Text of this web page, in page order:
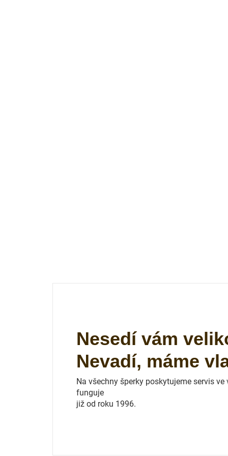
Nesedí vám
Nevadí, máme
Na všechny šperky poskytujeme servis
funguje
již od roku 1996.